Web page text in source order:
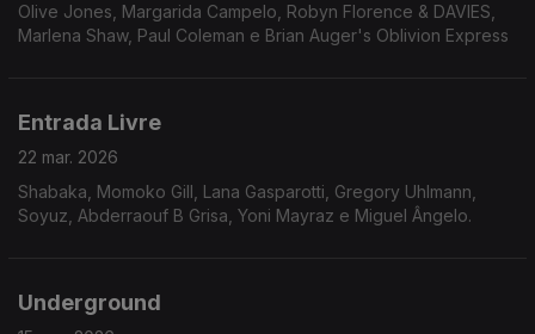
Olive Jones, Margarida Campelo, Robyn Florence & DAVIES,
Marlena Shaw, Paul Coleman e Brian Auger's Oblivion Express
Entrada Livre
22 mar. 2026
Shabaka, Momoko Gill, Lana Gasparotti, Gregory Uhlmann,
Soyuz, Abderraouf B Grisa, Yoni Mayraz e Miguel Ângelo.
Underground